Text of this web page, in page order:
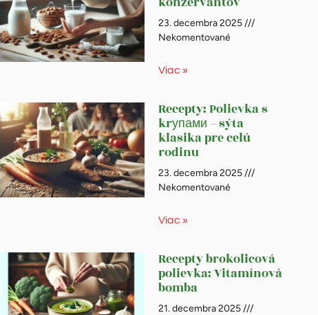
23. decembra 2025
Nekomentované
Viac »
Recepty: Polievka s
krупами – sýta
klasika pre celú
rodinu
23. decembra 2025
Nekomentované
Viac »
Recepty brokolicová
polievka: Vitamínová
bomba
21. decembra 2025